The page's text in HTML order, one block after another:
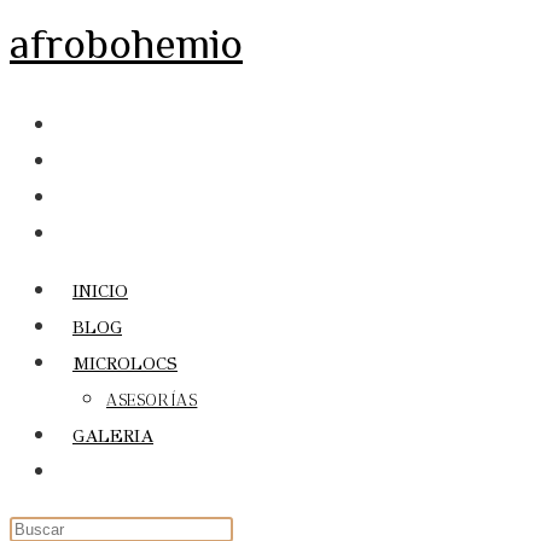
al
afrobohemio
INICIO
BLOG
MICROLOCS
ASESORÍAS
GALERIA